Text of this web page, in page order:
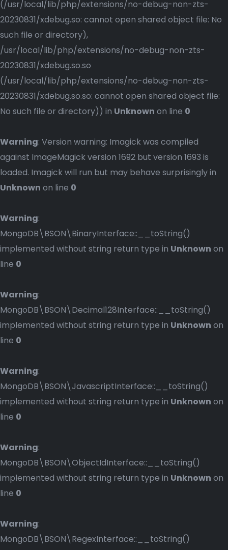
(/usr/local/lib/php/extensions/no-debug-non-zts-
20230831/xdebug.so: cannot open shared object file: No
such file or directory),
/usr/local/lib/php/extensions/no-debug-non-zts-
20230831/xdebug.so.so
(/usr/local/lib/php/extensions/no-debug-non-zts-
20230831/xdebug.so.so: cannot open shared object file:
No such file or directory)) in Unknown on line 0
Warning: Version warning: Imagick was compiled
against ImageMagick version 1692 but version 1693 is
loaded. Imagick will run but may behave surprisingly in
Unknown on line 0
Warning:
MongoDB\BSON\BinaryInterface::__toString()
implemented without string return type in Unknown on
line 0
Warning:
MongoDB\BSON\Decimal128Interface::__toString()
implemented without string return type in Unknown on
line 0
Warning:
MongoDB\BSON\JavascriptInterface::__toString()
implemented without string return type in Unknown on
line 0
Warning:
MongoDB\BSON\ObjectIdInterface::__toString()
implemented without string return type in Unknown on
line 0
Warning:
MongoDB\BSON\RegexInterface::__toString()